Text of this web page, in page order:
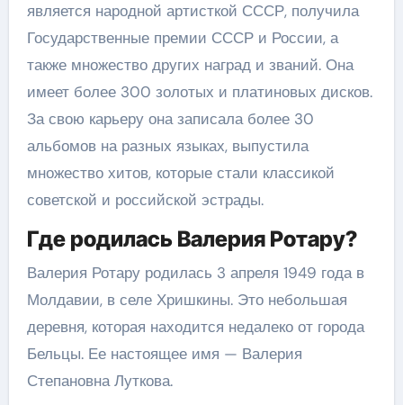
является народной артисткой СССР, получила
Государственные премии СССР и России, а
также множество других наград и званий. Она
имеет более 300 золотых и платиновых дисков.
За свою карьеру она записала более 30
альбомов на разных языках, выпустила
множество хитов, которые стали классикой
советской и российской эстрады.
Где родилась Валерия Ротару?
Валерия Ротару родилась 3 апреля 1949 года в
Молдавии, в селе Хришкины. Это небольшая
деревня, которая находится недалеко от города
Бельцы. Ее настоящее имя — Валерия
Степановна Луткова.